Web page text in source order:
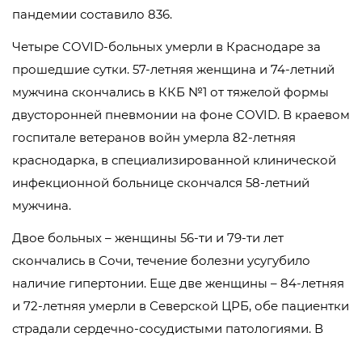
пандемии составило 836.
Четыре COVID-больных умерли в Краснодаре за
прошедшие сутки. 57-летняя женщина и 74-летний
мужчина скончались в ККБ №1 от тяжелой формы
двусторонней пневмонии на фоне COVID. В краевом
госпитале ветеранов войн умерла 82-летняя
краснодарка, в специализированной клинической
инфекционной больнице скончался 58-летний
мужчина.
Двое больных – женщины 56-ти и 79-ти лет
скончались в Сочи, течение болезни усугубило
наличие гипертонии. Еще две женщины – 84-летняя
и 72-летняя умерли в Северской ЦРБ, обе пациентки
страдали сердечно-сосудистыми патологиями. В